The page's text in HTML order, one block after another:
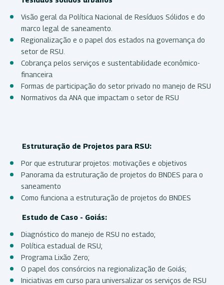
Visão geral da Política Nacional de Resíduos Sólidos e do
marco legal de saneamento.
Regionalização e o papel dos estados na governança do
setor de RSU.
Cobrança pelos serviços e sustentabilidade econômico-
financeira
Formas de participação do setor privado no manejo de RSU
Normativos da ANA que impactam o setor de RSU
Estruturação de Projetos para RSU:
Por que estruturar projetos: motivações e objetivos
Panorama da estruturação de projetos do BNDES para o
saneamento
Como funciona a estruturação de projetos do BNDES
Estudo de Caso - Goiás:
Diagnóstico do manejo de RSU no estado;
Política estadual de RSU;
Programa Lixão Zero;
O papel dos consórcios na regionalização de Goiás;
Iniciativas em curso para universalizar os serviços de RSU